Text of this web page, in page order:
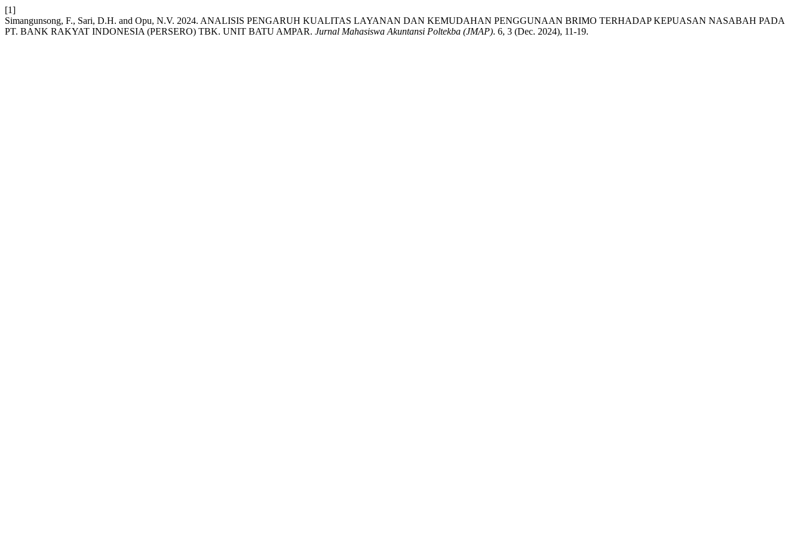
[1]
Simangunsong, F., Sari, D.H. and Opu, N.V. 2024. ANALISIS PENGARUH KUALITAS LAYANAN DAN KEMUDAHAN PENGGUNAAN BRIMO TERHADAP KEPUASAN NASABAH PADA
PT. BANK RAKYAT INDONESIA (PERSERO) TBK. UNIT BATU AMPAR. Jurnal Mahasiswa Akuntansi Poltekba (JMAP). 6, 3 (Dec. 2024), 11-19.